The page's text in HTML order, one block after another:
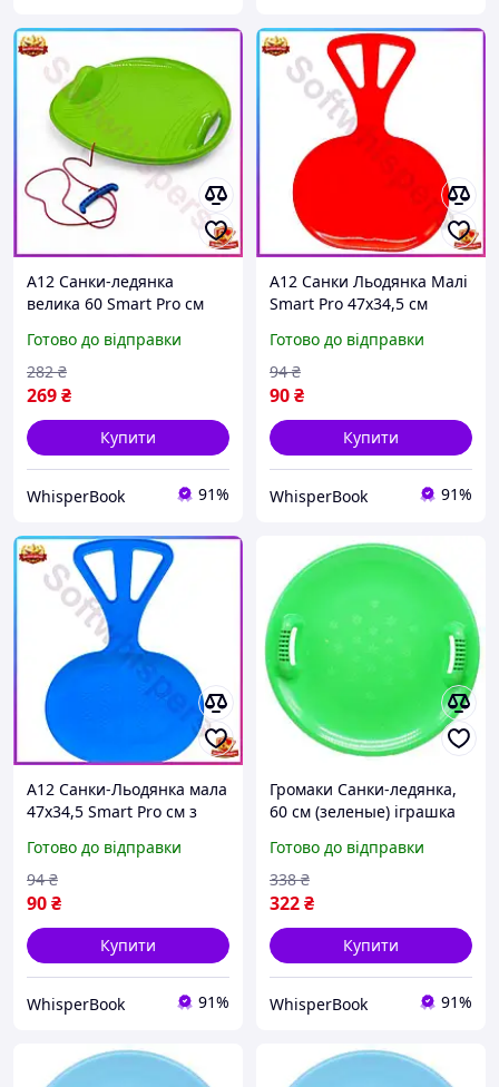
A12 Санки-ледянка
велика 60 Smart Pro см
ледянка для зимових
прогулянок катанн MAX14
R
Готово до відправки
269₴
282 ₴
Купити
WhisperBook 91%
A12 Санки Льодянка Малі
Smart Pro 47х34,5 см
катання по снігу льодянка
для зимових ро MAX14 R
Готово до відправки
90₴
94 ₴
Купити
WhisperBook 91%
A12 Санки-Льодянка мала
47х34,5 Smart Pro см з
катання по снігу льодянка
MAX14 R
Готово до відправки
90₴
94 ₴
Купити
WhisperBook 91%
Громаки Санки-ледянка,
60 см (зеленые) іграшка
Готово до відправки
322₴
338 ₴
Купити
WhisperBook 91%